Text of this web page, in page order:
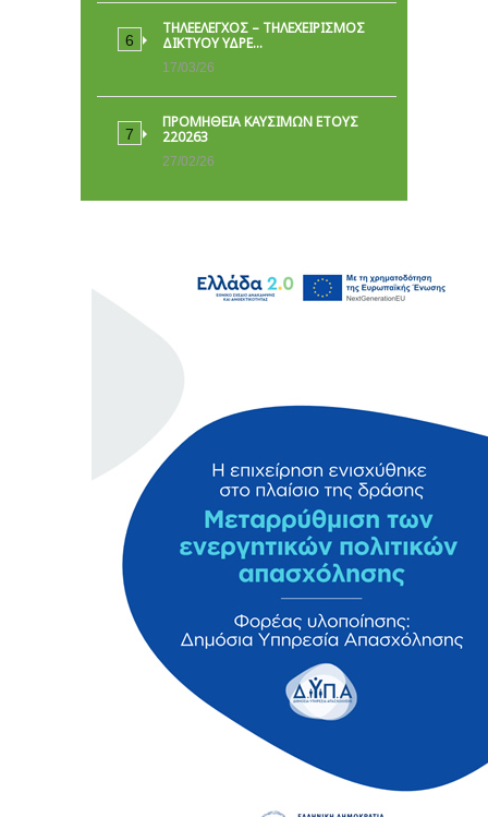
ΤΗΛΕΕΛΕΓΧΟΣ – ΤΗΛΕΧΕΙΡΙΣΜΟΣ
ΔΙΚΤΥΟΥ ΥΔΡΕ…
17/03/26
ΠΡΟΜΗΘΕΙΑ ΚΑΥΣΙΜΩΝ ΕΤΟΥΣ
220263
27/02/26